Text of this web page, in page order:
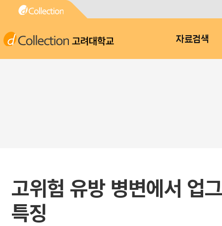
고려대학교 자료검색
고위험 유방 병변에서 업
특징